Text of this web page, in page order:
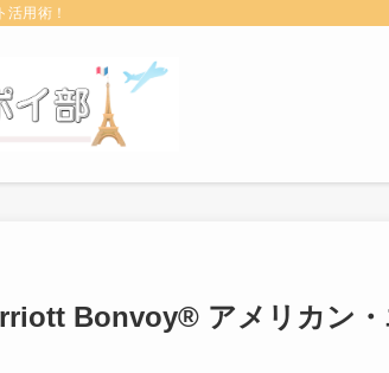
活用術！
Bonvoy® アメリカン